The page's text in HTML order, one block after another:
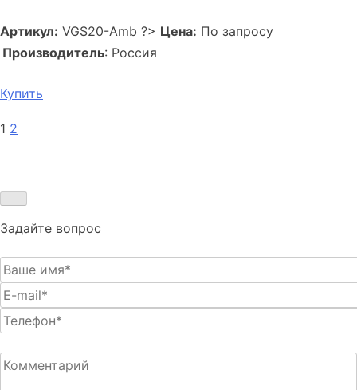
Артикул: VGS20-Amb ?> Цена: По запросу
Производитель: Россия
Купить
Навигация
записям
1 2
Задайте вопрос